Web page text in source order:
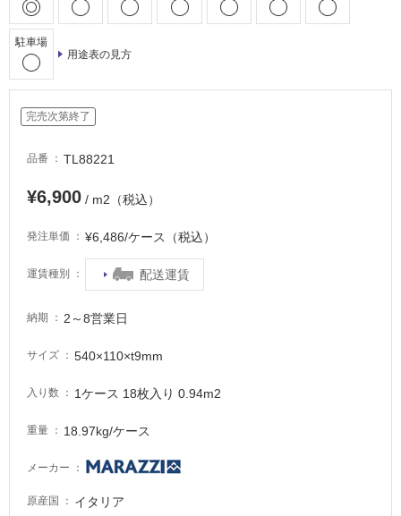
駐車場
用途表の見方
完売次第終了
品番 TL88221
¥6,900 / m2（税込）
発注単価 ¥6,486/ケース（税込）
運賃種別 配送運賃
納期 2～8営業日
サイズ 540×110×t9mm
入り数 1ケース 18枚入り 0.94m2
重量 18.97kg/ケース
メーカー
原産国 イタリア
に
適
し
い
る
し
い
が
が
必
適
て
な
い
屋